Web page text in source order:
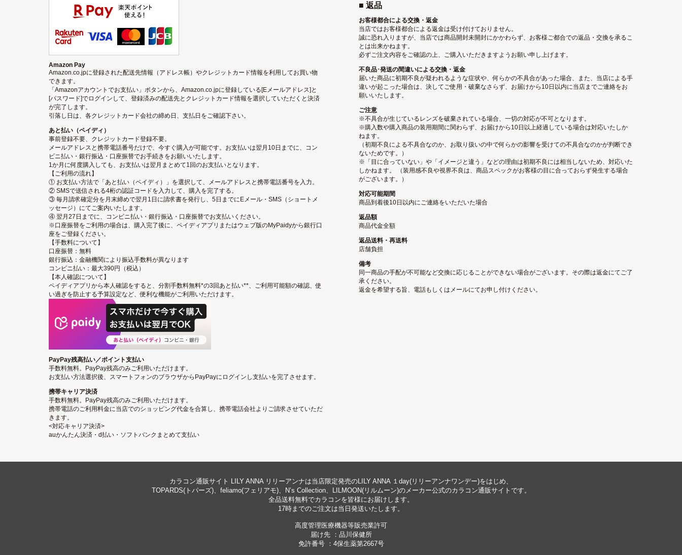
Amazon Pay
Amazon.co.jpに登録された配送先情報（アドレス帳）やクレジットカード情報を利用してお買い物
できます。
「Amazonアカウントでお支払い」ボタンから、Amazon.co.jpに登録している[Eメールアドレス]と
[パスワード]でログインして、登録済みの配送先とクレジットカード情報を選択していただくと決済
が完了します。
引落し日は、各クレジットカード会社の締め日、支払日をご確認下さい。
あと払い（ペイディ）
事前登録不要、クレジットカード登録不要。
メールアドレスと携帯電話番号だけで、今すぐ購入が可能です。お支払いは翌月10日までに、コン
ビニ払い・銀行振込・口座振替でお手続きをお願いいたします。
1か月に何度購入しても、お支払いは翌月まとめて1回のお支払いとなります。
【ご利用の流れ】
① お支払い方法で「あと払い（ペイディ）」を選択して、メールアドレスと携帯電話番号を入力。
② SMSで送信される4桁の認証コードを入力して、購入を完了する。
③ 毎月請求確定分を月末締めで翌月1日に請求書を発行し、5日までにEメール・SMS（ショートメ
ッセージ）にてご案内いたします。
④ 翌月27日までに、コンビニ払い・銀行振込・口座振替でお支払いください。
※口座振替をご利用の場合は、購入完了後に、ペイディアプリまたはウェブ版のMyPaidyから銀行口
座をご登録ください。
【手数料について】
口座振替：無料
銀行振込：金融機関により振込手数料が異なります
コンビニ払い：最大390円（税込）
【本人確認について】
ペイディアプリから本人確認をすると、分割手数料無料*の3回あと払い**、ご利用可能額の確認、使
い過ぎを防止する予算設定など、便利な機能がご利用いただけます。
PayPay残高払い／ポイント支払い
手数料無料。PayPay残高のみご利用いただけます。
お支払い方法選択後、スマートフォンのブラウザからPayPayにログインし支払いを完了させます。
携帯キャリア決済
手数料無料。PayPay残高のみご利用いただけます。
携帯電話のご利用料金に当店でのショッピング代金を合算し、携帯電話会社よりご請求させていただ
きます。
<対応キャリア決済>
auかんたん決済・d払い・ソフトバンクまとめて支払い
■ 返品
お客様都合による交換・返金
当店ではお客様都合による返金は受け付けておりません。
誠に恐れ入りますが、当店では商品開封未開封にかかわらず、お客様ご都合での返品・交換を承るこ
とは出来かねます。
必ずご注文内容をご確認の上、ご購入いただきますようお願い申し上げます。
不良品･発送の間違いによる交換・返金
届いた商品に初期不良が疑われるような症状や、何らかの不具合があった場合、また、当店による手
違いが起こった場合は、決してご使用・破棄なさらず、お届けから10日以内に当店までご連絡をお
願いいたします。
ご注意
※不具合が生じているレンズを破棄されている場合、一切の対応が不可となります。
※購入数や購入商品の装用期間に関わらず、お届けから10日以上経過している場合は対応いたしか
ねます。
（初期不良による不具合なのか、お取り扱いの中で何らかの影響を受けての不具合なのかが判断でき
ないためです。）
※「目に合っていない」や「イメージと違う」などの理由は初期不良には相当しないため、対応いた
しかねます。 （装用感不良や視界不良は、商品スペックがお客様の目に合っておらず発生する場合
がございます。）
対応可能期間
商品到着後10日以内にご連絡をいただいた場合
返品額
商品代金全額
返品送料・再送料
店舗負担
備考
同一商品の手配が不可能など交換に応じることができない場合がございます。その際は返金にてご了
承ください。
返金を希望する旨、電話もしくはメールにてお申し付けください。
カラコン通販サイト LILY ANNA リリーアンナは当店限定発売のLILY ANNA １day(リリーアンナワンデー)をはじめ、
TOPARDS(トパーズ)、feliamo(フェリアモ)、N’s Collection、LILMOON(リルムーン)のメーカー公式のカラコン通販サイトです。
全品送料無料でカラコンを皆様にお届けします。
17時までのご注文は当日発送いたします。
高度管理医療機器等販売業許可
届け先 ：品川保健所
免許番号 ：4保生薬第2667号